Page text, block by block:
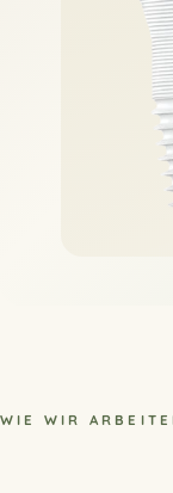
WIE WIR